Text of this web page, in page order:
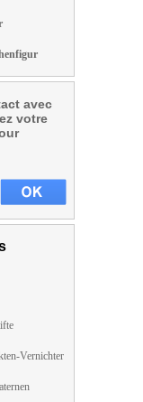
avec
votre
Vernichter